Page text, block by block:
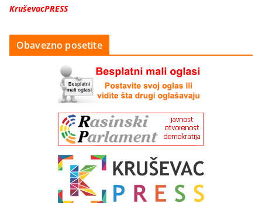
KruševacPRESS
Obavezno posetite